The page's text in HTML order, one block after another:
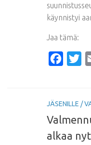
käynnistyi
Jaa tämä:
JÄSENILLE /
alkaa